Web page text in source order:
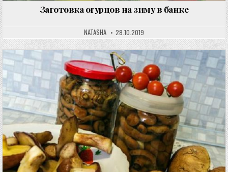
Заготовка огурцов на зиму в банке
NATASHA 28.10.2019